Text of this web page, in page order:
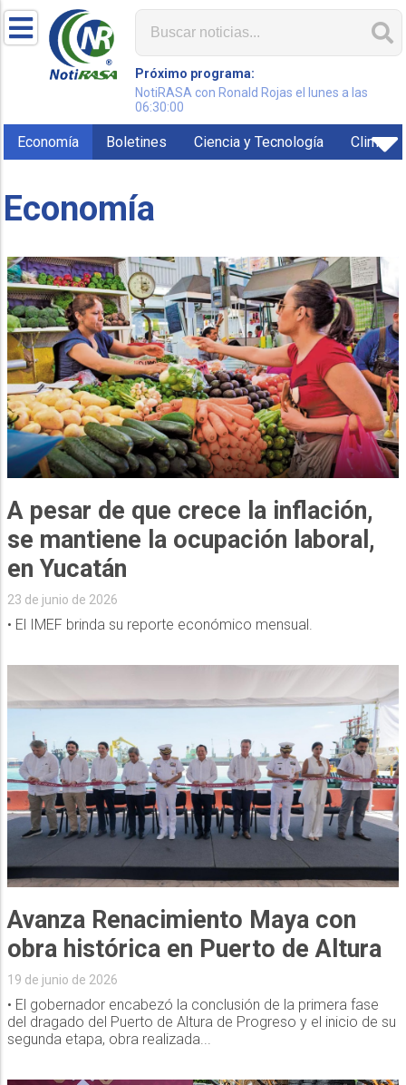
Próximo programa:
NotiRASA con Ronald Rojas el lunes a las
06:30:00
Economía Boletines Ciencia y Tecnología Clima
Economía
A pesar de que crece la inflación,
se mantiene la ocupación laboral,
en Yucatán
23 de junio de 2026
• El IMEF brinda su reporte económico mensual.
Avanza Renacimiento Maya con
obra histórica en Puerto de Altura
19 de junio de 2026
• El gobernador encabezó la conclusión de la primera fase
del dragado del Puerto de Altura de Progreso y el inicio de su
segunda etapa, obra realizada...